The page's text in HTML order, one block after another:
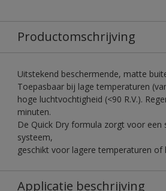
Productomschrijving
Uitstekend beschermende, matte
Toepasbaar bij lage temperaturen
hoge luchtvochtigheid (<90 R.V.).
minuten.
De Quick Dry formula zorgt voor een
systeem,
geschikt voor lagere temperaturen of
Applicatie beschrijving